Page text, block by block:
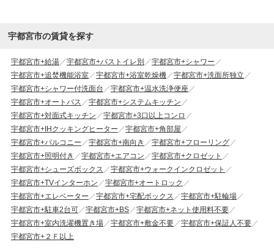
宇都宮市の賃貸を探す
宇都宮市+給湯 宇都宮市+バストイレ別
宇都宮市+シャワー
宇都宮市+追焚機能浴室
宇都宮市+浴室乾燥機
宇都宮市+洗面所独立
宇都宮市+シャワー付洗面台
宇都宮市+温水洗浄便座
宇都宮市+オートバス
宇都宮市+システムキッチン
宇都宮市+対面式キッチン
宇都宮市+3口以上コンロ
宇都宮市+IHクッキングヒーター
宇都宮市+角部屋
宇都宮市+バルコニー
宇都宮市+南向き
宇都宮市+フローリング
宇都宮市+照明付き
宇都宮市+エアコン
宇都宮市+クロゼット
宇都宮市+シューズボックス
宇都宮市+ウォークインクロゼット
宇都宮市+TVインターホン
宇都宮市+オートロック
宇都宮市+エレベーター
宇都宮市+宅配ボックス
宇都宮市+駐輪場
宇都宮市+駐車2台可
宇都宮市+BS
宇都宮市+ネット使用料不要
宇都宮市+室内洗濯機置き場
宇都宮市+敷金不要
宇都宮市+保証人不要
宇都宮市+２Ｆ以上